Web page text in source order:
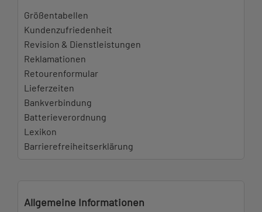
Größentabellen
Kundenzufriedenheit
Revision & Dienstleistungen
Reklamationen
Retourenformular
Lieferzeiten
Bankverbindung
Batterieverordnung
Lexikon
Barrierefreiheitserklärung
Allgemeine Informationen